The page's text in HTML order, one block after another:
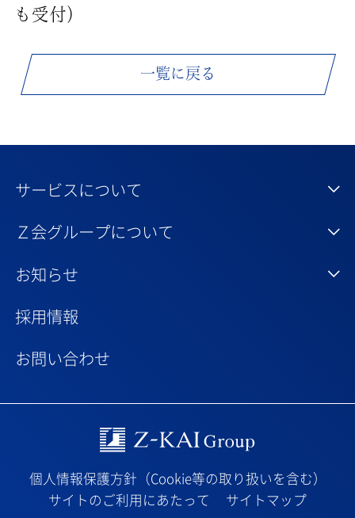
も受付）
一覧に戻る
サービスについて
Ｚ会グループについて
お知らせ
採用情報
お問い合わせ
Z-kai Group
個人情報保護方針（Cookie等の取り扱いを含む）
サイトのご利用にあたって
サイトマップ